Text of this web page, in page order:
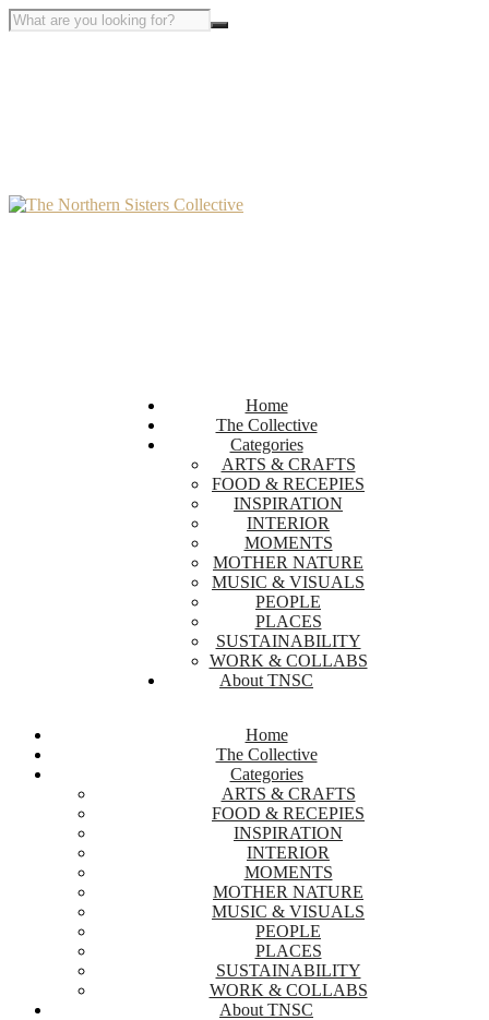
Home
The Collective
Categories
ARTS & CRAFTS
FOOD & RECEPIES
INSPIRATION
INTERIOR
MOMENTS
MOTHER NATURE
MUSIC & VISUALS
PEOPLE
PLACES
SUSTAINABILITY
WORK & COLLABS
About TNSC
Home
The Collective
Categories
ARTS & CRAFTS
FOOD & RECEPIES
INSPIRATION
INTERIOR
MOMENTS
MOTHER NATURE
MUSIC & VISUALS
PEOPLE
PLACES
SUSTAINABILITY
WORK & COLLABS
About TNSC